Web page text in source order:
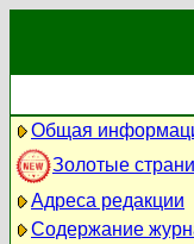
Общая
Золотые
Адреса редакции
Содержание